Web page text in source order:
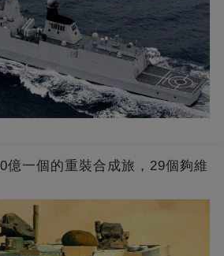
億一個的重裝合成旅，29個夠維